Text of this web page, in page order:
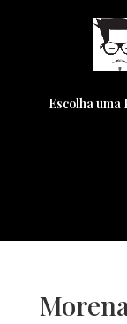
Escolha uma